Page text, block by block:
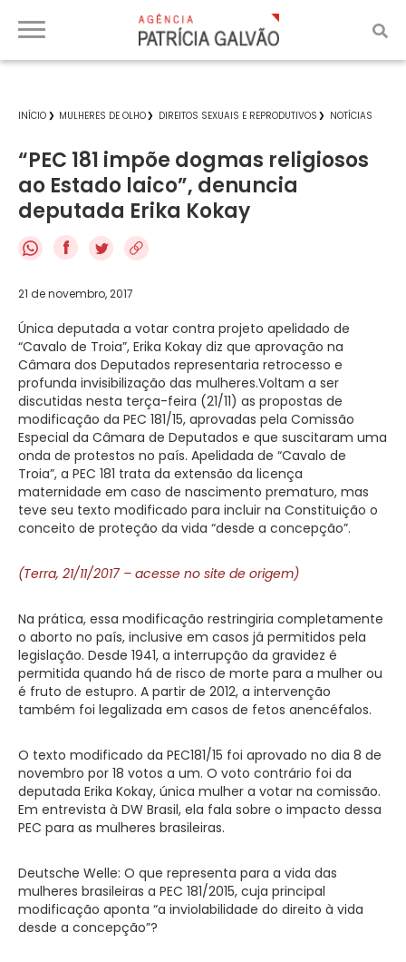
INÍCIO MULHERES DE OLHO DIREITOS SEXUAIS E REPRODUTIVOS NOTÍCIAS
“PEC 181 impõe dogmas religiosos
ao Estado laico”, denuncia
deputada Erika Kokay
f
21 de novembro, 2017
Única deputada a votar contra projeto apelidado de
“Cavalo de Troia”, Erika Kokay diz que aprovação na
Câmara dos Deputados representaria retrocesso e
profunda invisibilização das mulheres.Voltam a ser
discutidas nesta terça-feira (21/11) as propostas de
modificação da PEC 181/15, aprovadas pela Comissão
Especial da Câmara de Deputados e que suscitaram uma
onda de protestos no país. Apelidada de “Cavalo de
Troia”, a PEC 181 trata da extensão da licença
maternidade em caso de nascimento prematuro, mas
teve seu texto modificado para incluir na Constituição o
conceito de proteção da vida “desde a concepção”.
(Terra, 21/11/2017 – acesse no site de origem)
Na prática, essa modificação restringiria completamente
o aborto no país, inclusive em casos já permitidos pela
legislação. Desde 1941, a interrupção da gravidez é
permitida quando há de risco de morte para a mulher ou
é fruto de estupro. A partir de 2012, a intervenção
também foi legalizada em casos de fetos anencéfalos.
O texto modificado da PEC181/15 foi aprovado no dia 8 de
novembro por 18 votos a um. O voto contrário foi da
deputada Erika Kokay, única mulher a votar na comissão.
Em entrevista à DW Brasil, ela fala sobre o impacto dessa
PEC para as mulheres brasileiras.
Deutsche Welle: O que representa para a vida das
mulheres brasileiras a PEC 181/2015, cuja principal
modificação aponta “a inviolabilidade do direito à vida
desde a concepção”?